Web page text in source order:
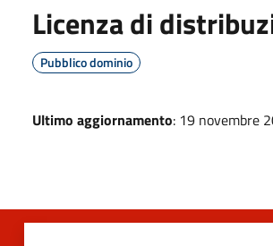
Licenza di
Pubblico dominio
Ultimo aggiornamento: 19 novembre